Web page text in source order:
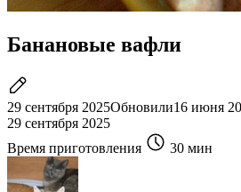
Банановые вафли
29 сентября 2025Обновили16 июня
29 сентября 2025
Время приготовления
30 мин